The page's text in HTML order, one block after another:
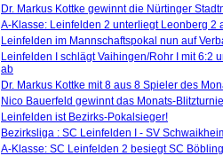
Dr. Markus Kottke gewinnt die Nürtinger
A-Klasse: Leinfelden 2 unterliegt Leonberg 2
Leinfelden im Mannschaftspokal nun auf
Leinfelden I schlägt Vaihingen/Rohr I mit 6:2
ab
Dr. Markus Kottke mit 8 aus 8 Spieler des
Nico Bauerfeld gewinnt das Monats-
Leinfelden ist Bezirks-Pokalsieger!
Bezirksliga : SC Leinfelden I - SV
A-Klasse: SC Leinfelden 2 besiegt SC